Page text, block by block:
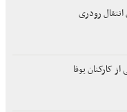
رودری
از کارکنان یوفا